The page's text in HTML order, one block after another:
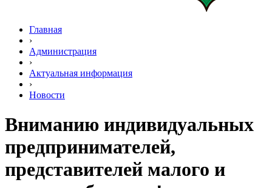
Главная
›
Администрация
›
Актуальная информация
›
Новости
Вниманию индивидуальных
предпринимателей,
представителей малого и